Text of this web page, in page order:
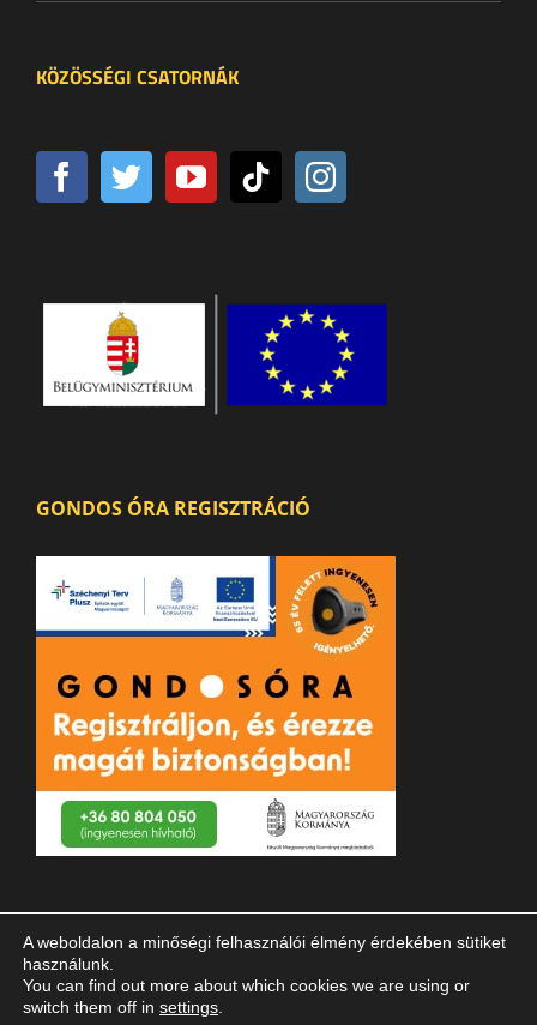
KÖZÖSSÉGI CSATORNÁK
GONDOS ÓRA REGISZTRÁCIÓ
A weboldalon a minőségi felhasználói élmény érdekében sütiket
használunk.
You can find out more about which cookies we are using or
switch them off in settings